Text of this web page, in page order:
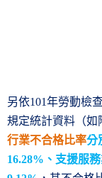
另依101年勞動檢
規定統計資料（如
行業不合格比率分
16.28% 、支援服